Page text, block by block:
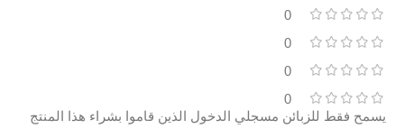
0
0
0
0
يسمح فقط للزبائن مسجلي الدخول الذين قاموا بشراء هذا المنتج